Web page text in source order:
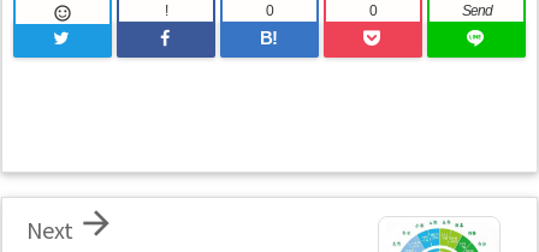
 !
B!
0 0 Send

Next